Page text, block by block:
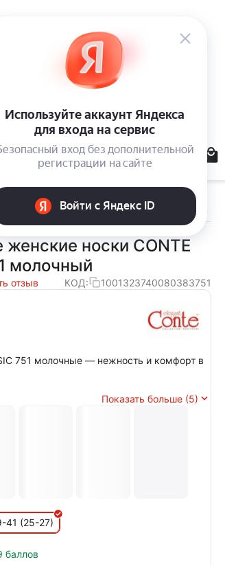
носки CONTE
молочный
отзыв КОД: 1001323740080383751
751 молочные — нежность и комфорт в
Показать больше (5)
41 (25-27)
баллов